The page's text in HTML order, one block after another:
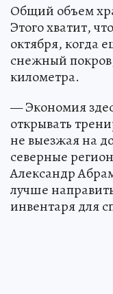
Общий объем
Этого хватит,
октября, когда
снежный
километра.
— Экономия
открывать
не выезжая на
северные
Александр
лучше
инвентаря для